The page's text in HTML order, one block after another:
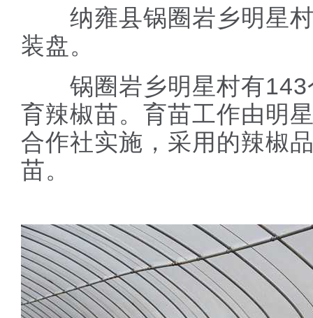
纳雍县锅圈岩乡明星村
装盘。
锅圈岩乡明星村有143
育辣椒苗。育苗工作由明
合作社实施，采用的辣椒
苗。